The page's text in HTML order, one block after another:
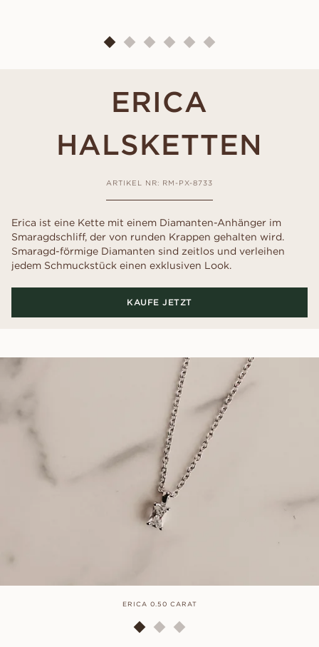
ERICA
HALSKETTEN
ARTIKEL NR: RM-PX-8733
Erica ist eine Kette mit einem Diamanten-Anhänger im
Smaragdschliff, der von runden Krappen gehalten wird.
Smaragd-förmige Diamanten sind zeitlos und verleihen
jedem Schmuckstück einen exklusiven Look.
KAUFE JETZT
ERICA 0.50 CARAT